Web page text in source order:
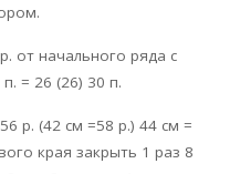
от начального ряда с
= 26 (26) 30 п.
р. (42 см =58 р.) 44 см =
края закрыть 1 раз 8